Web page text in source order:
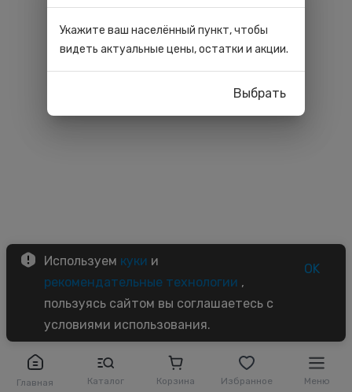
Главная Каталог Корзина Избранное Меню
Используем куки и
рекомендательные технологии ,
пользуясь сайтом вы соглашаетесь с
условиями использования.
OK
Укажите ваш населённый пункт, чтобы
видеть актуальные цены, остатки и акции.
Выбрать